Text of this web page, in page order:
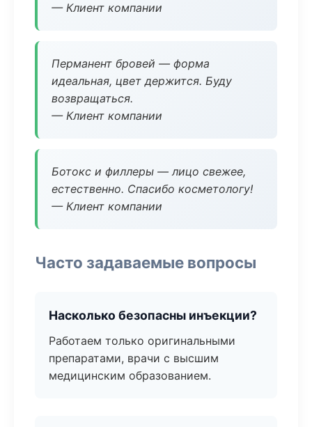
— Клиент компании
Перманент бровей — форма
идеальная, цвет держится. Буду
возвращаться.
— Клиент компании
Ботокс и филлеры — лицо свежее,
естественно. Спасибо косметологу!
— Клиент компании
Часто задаваемые вопросы
Насколько безопасны инъекции?
Работаем только оригинальными
препаратами, врачи с высшим
медицинским образованием.